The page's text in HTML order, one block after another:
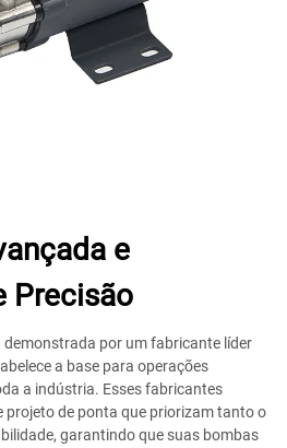
e
Precisão
demonstrada por um fabricante líder
a base para operações
a indústria. Esses fabricantes
projeto de ponta que priorizam tanto o
garantindo que suas bombas